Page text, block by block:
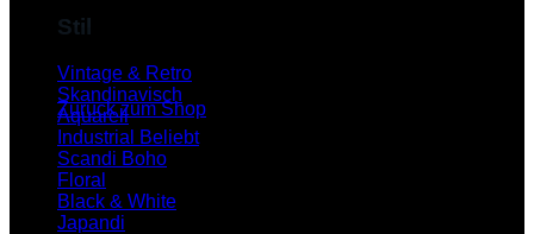
Es befinden sich keine Produkte im Warenkorb.
Zurück zum Shop
Stil
Vintage & Retro
Skandinavisch
Aquarell
Industrial
Scandi Boho
Floral
Black & White
Japandi